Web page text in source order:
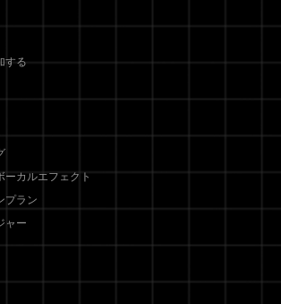
する
ーカルエフェクト
プラン
ャー